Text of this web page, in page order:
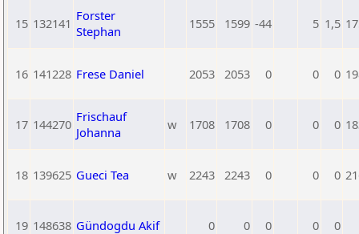
15 132141 Forster
Stephan
1555 1599 -44 5 1,5
16 141228 Frese Daniel 2053 2053 0 0 0
17 144270 Frischauf
Johanna
w 1708 1708 0 0 0
18 139625 Gueci Tea w 2243 2243 0 0 0
19 148638 Gündogdu Akif 0 0 0 0 0